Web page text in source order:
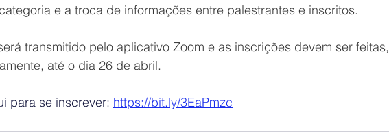
e a troca de informações entre palestrantes e inscritos.
transmitido pelo aplicativo Zoom e as inscrições devem ser feitas,
até o dia 26 de abril.
para se inscrever: https://bit.ly/3EaPmzc